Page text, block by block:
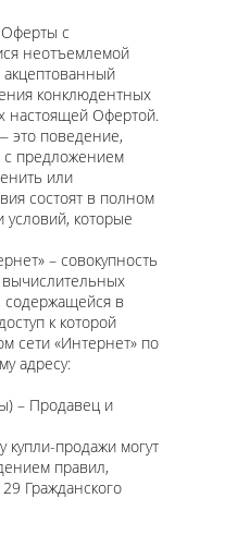
Оферты с
неотъемлемой
конклюдентных
настоящей Офертой.
это поведение,
с предложением
или
состоят в полном
которые
– совокупность
в
к которой
сети «Интернет» по
адресу:
– Продавец и
купли-продажи могут
правил,
Гражданского